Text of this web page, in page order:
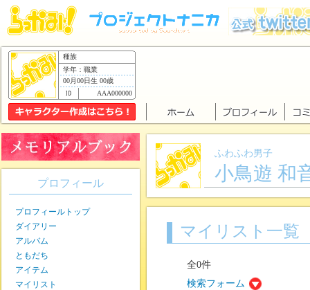
種族
学年：職業
00月00日生 00歳
AAA000000
ふわふわ男子
小鳥遊 和
マイリスト一覧
全0件
検索フォーム
プロフィール
プロフィールトップ
ダイアリー
アルバム
ともだち
アイテム
マイリスト